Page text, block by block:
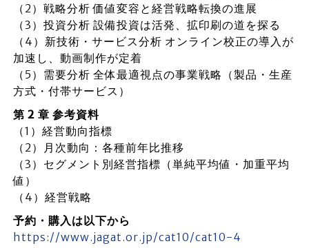
（2）戦略分析 価値変容と経営戦略転換の進展
（3）投資分析 設備投資は活発、拡印刷の道を探る
（4）新技術・サービス分析 オンライン校正の導入が
加速し、動画制作が定着
（5）需要分析 全体最適視点の事業戦略（製品・生産
方式・付帯サービス）
第 2 章 参考資料
（1）経営動向指標
（2）月次動向：各種前年比推移
（3）セグメント別経営指標（単純平均値・加重平均
値）
（4）経営戦略
予約・購入は以下から
https://www.jagat.or.jp/cat10/cat10-4